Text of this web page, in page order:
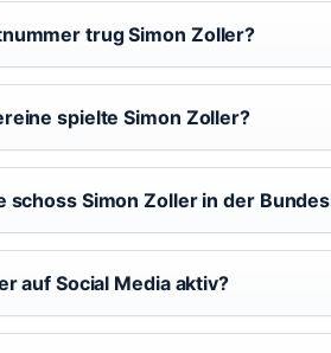
trug Simon Zoller?
spielte Simon Zoller?
schoss Simon Zoller in der
auf Social Media aktiv?